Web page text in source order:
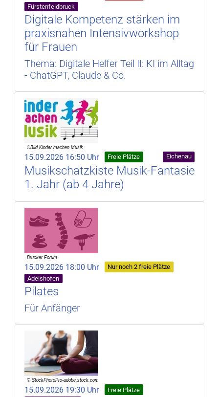
Fürstenfeldbruck
Digitale Kompetenz stärken im
praxisnahen Intensivworkshop
für Frauen
Thema: Digitale Helfer Teil II: KI im Alltag
- ChatGPT, Claude & Co.
15.09.2026 16:50 Uhr Freie Plätze Eichenau
Musikschatzkiste Musik-Fantasie
1. Jahr (ab 4 Jahre)
15.09.2026 18:00 Uhr
Nur noch 2 freie Plätze
Adelshofen
Pilates
Für Anfänger
15.09.2026 19:30 Uhr
Freie Plätze